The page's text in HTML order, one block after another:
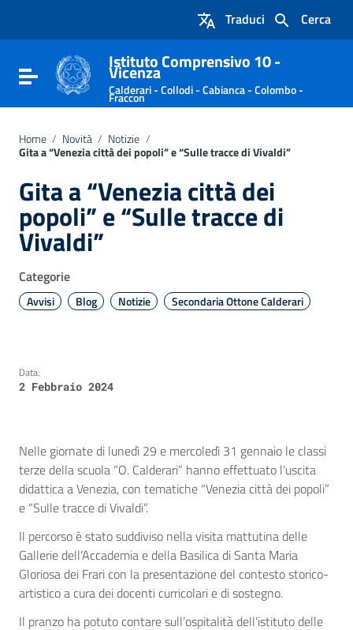
Vai al footer
Cerca
Traduci
Attiva / disattiva la navigazione
Istituto Comprensivo 10 -
Vicenza
Calderari - Collodi - Cabianca - Colombo -
Fraccon
Home / Novità / Notizie /
Gita a “Venezia città dei popoli” e “Sulle tracce di Vivaldi”
Gita a “Venezia città dei
popoli” e “Sulle tracce di
Vivaldi”
Categorie
Avvisi Blog Notizie Secondaria Ottone Calderari
Data:
2 Febbraio 2024
Nelle giornate di lunedì 29 e mercoledì 31 gennaio le classi
terze della scuola “O. Calderari” hanno effettuato l’uscita
didattica a Venezia, con tematiche “Venezia città dei popoli”
e “Sulle tracce di Vivaldi”.
Il percorso è stato suddiviso nella visita mattutina delle
Gallerie dell’Accademia e della Basilica di Santa Maria
Gloriosa dei Frari con la presentazione del contesto storico-
artistico a cura dei docenti curricolari e di sostegno.
Il pranzo ha potuto contare sull’ospitalità dell’istituto delle